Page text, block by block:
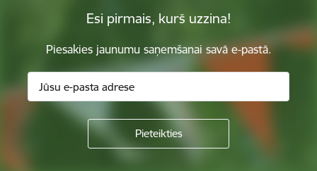
Esi pirmais, kurš uzzina!
Piesakies jaunumu saņemšanai savā e-pastā.